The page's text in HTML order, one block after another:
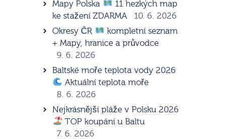
Mapy Polska
11 hezkých map
ke stažení ZDARMA
10. 6. 2026
Okresy ČR
kompletní seznam
+ Mapy, hranice a průvodce
9. 6. 2026
Baltské moře teplota vody 2026
Aktuální teplota moře
8. 6. 2026
Nejkrásnější pláže v Polsku 2026
TOP koupání u Baltu
7. 6. 2026